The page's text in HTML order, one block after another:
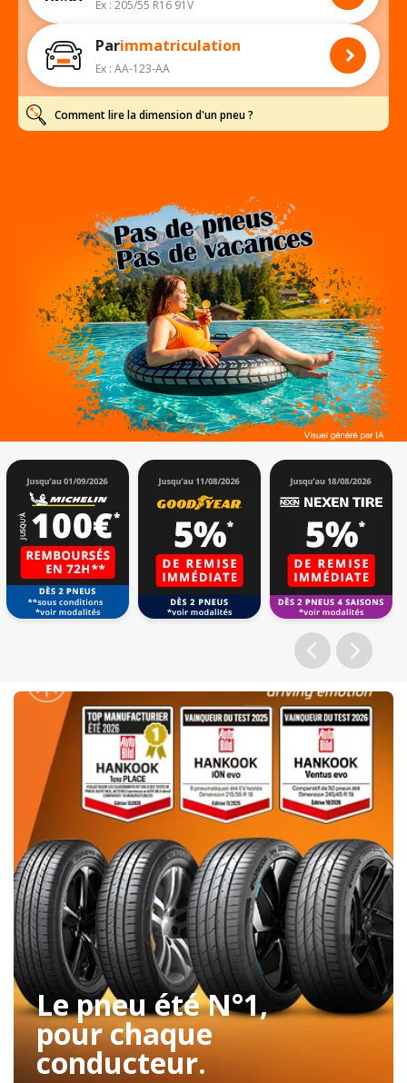
Ex : 205/55 R16 91V
Parimmatriculation
Ex : AA-123-AA
Comment lire la dimension d'un pneu ?
Le pneu été N°1,
pour chaque
conducteur.